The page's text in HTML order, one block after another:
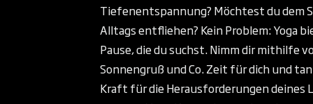
Tiefenentspannung? Möchtest du dem
Alltags entfliehen? Kein Problem: Yoga
Pause, die du suchst. Nimm dir mithilfe
Sonnengruß und Co. Zeit für dich und
Kraft für die Herausforderungen deines